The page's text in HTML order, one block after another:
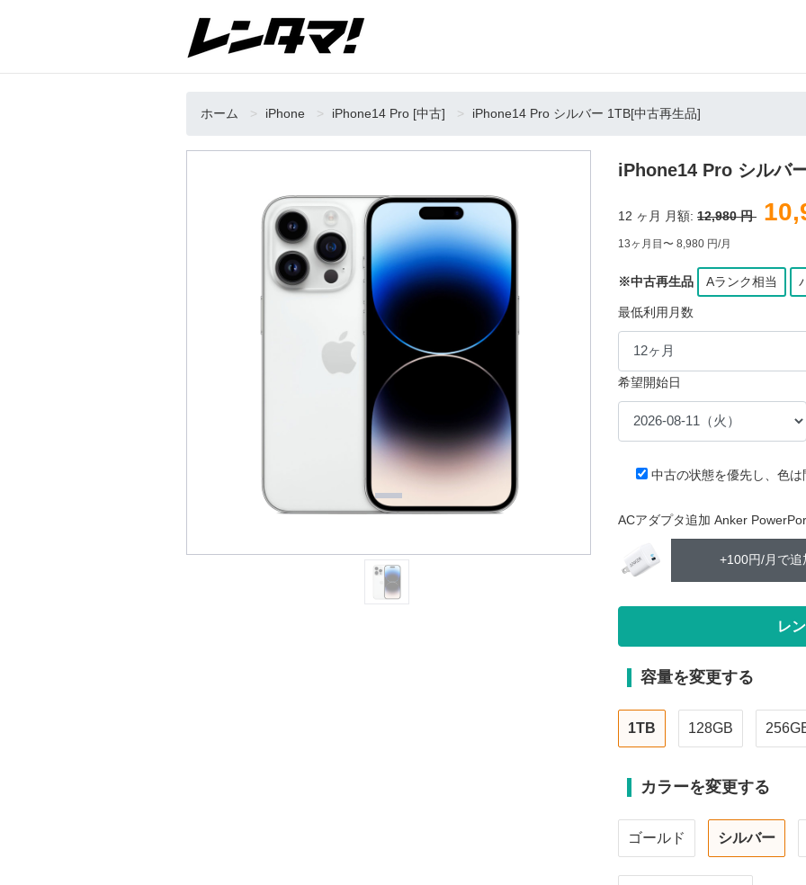
ホーム iPhone iPhone14 Pro [中古] iPhone14 Pro シルバー 1TB[中古再生品]
iPhone14 Pro シルバ
12 ヶ月 月額: 12,980 円
13ヶ月目〜 8,980 円/月
※中古再生品 Aランク相当
最低利用月数
希望開始日
中古の状態を優先し、色は
ACアダプタ追加 Anker
+100円/月で追
容量を変更する
1TB 128GB
カラーを変更する
ゴールド シルバー